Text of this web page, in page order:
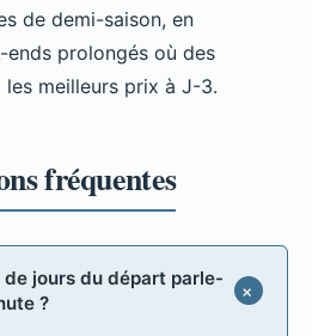
de demi-saison, en
prolongés où des
meilleurs prix à J-3.
jours du départ parle-
?